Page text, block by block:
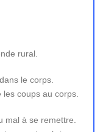
rural.
le corps.
coups au corps.
mal à se remettre.